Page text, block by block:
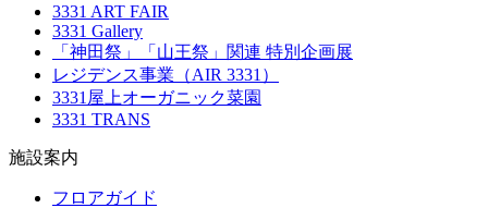
3331 ART FAIR
3331 Gallery
「神田祭」「山王祭」関連 特別企画展
レジデンス事業（AIR 3331）
3331屋上オーガニック菜園
3331 TRANS
施設案内
フロアガイド